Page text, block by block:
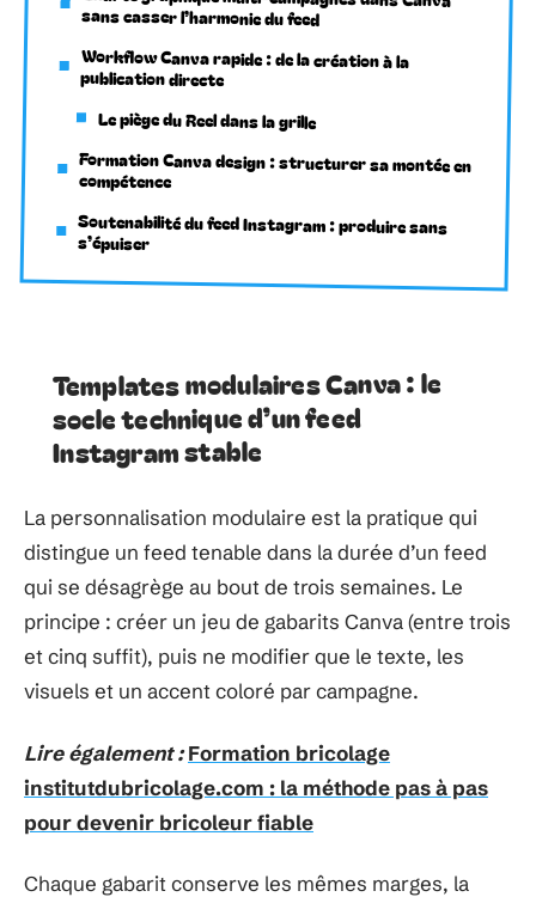
sans casser l’harmonie du feed
Workflow Canva rapide : de la création à la
publication directe
Le piège du Reel dans la grille
Formation Canva design : structurer sa montée en
compétence
Soutenabilité du feed Instagram : produire sans
s’épuiser
Templates modulaires Canva : le
socle technique d’un feed
Instagram stable
La personnalisation modulaire est la pratique qui
distingue un feed tenable dans la durée d’un feed
qui se désagrège au bout de trois semaines. Le
principe : créer un jeu de gabarits Canva (entre trois
et cinq suffit), puis ne modifier que le texte, les
visuels et un accent coloré par campagne.
Lire également : Formation bricolage
institutdubricolage.com : la méthode pas à pas
pour devenir bricoleur fiable
Chaque gabarit conserve les mêmes marges, la